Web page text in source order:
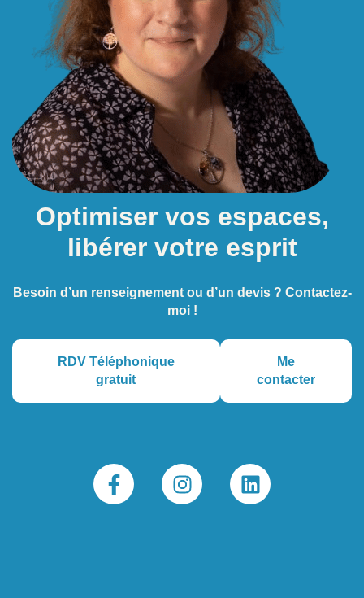
Optimiser vos espaces,
libérer votre esprit
Besoin d’un renseignement ou d’un devis ? Contactez-
moi !
RDV Téléphonique
gratuit
Me
contacter